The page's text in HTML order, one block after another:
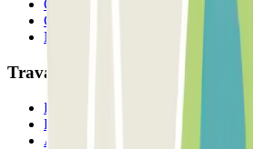
Qui sommes-nous ?
Comment ça marche?
Nos parkings
Travaillons ensemble?
Professionnels
Fournisseur de parking
Affiliés